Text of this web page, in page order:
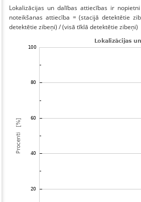
Lokalizācijas un dalības attiecības ir
noteikšanas attiecība = (stacijā detektētie
detektētie zibeņi) / (visā tīklā detektētie zibeņi)